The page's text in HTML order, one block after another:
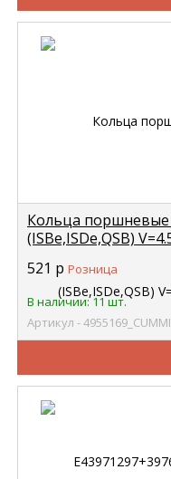
Кольца
(ISBe,ISDe,QSB)
521 р Розница
В наличии: 11 шт.
Артикул -